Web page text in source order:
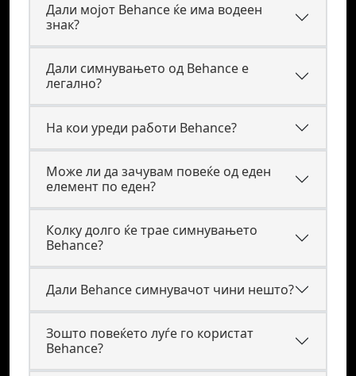
Дали мојот Behance ќе има водеен
знак?
Дали симнувањето од Behance е
легално?
На кои уреди работи Behance?
Може ли да зачувам повеќе од еден
елемент по еден?
Колку долго ќе трае симнувањето
Behance?
Дали Behance симнувачот чини нешто?
Зошто повеќето луѓе го користат
Behance?